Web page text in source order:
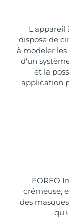
L'appareil
dispose de
à modeler les
d'un
et la
application
FOREO
crémeuse,
des